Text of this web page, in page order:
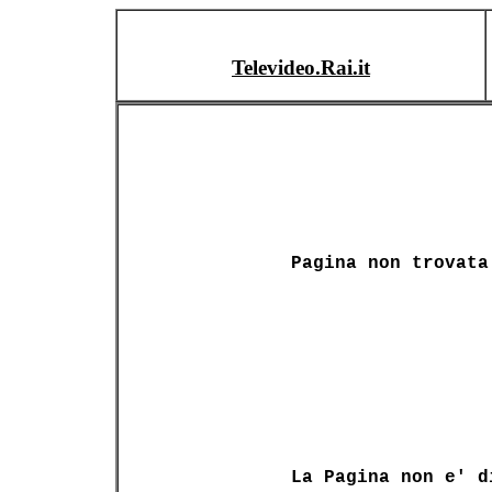
Televideo.Rai.it
Pagina non trovata
La Pagina non e'